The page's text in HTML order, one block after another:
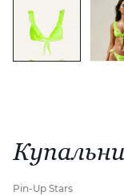
Pin-Up Stars